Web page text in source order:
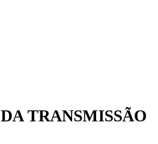
TRANSMISSÃO